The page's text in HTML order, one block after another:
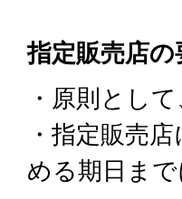
指定販売店の
・原則とし
・指定販売
める期日まで